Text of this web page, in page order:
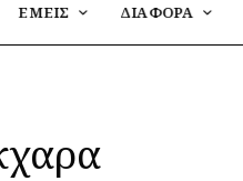
ΕΜΕΙΣ ΔΙΑΦΟΡΑ